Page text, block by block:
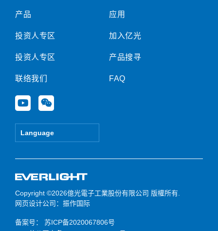
产品
投资人专区
投资人专区
联络我们
Y
o
u
e
W
e
i
Language
应用
加入亿光
产品搜寻
FAQ
Copyright ©2026億光電子工業股份有限公司 版權所有.
网页设计公司 ：振作国际
备案号：
苏ICP备2020067806号